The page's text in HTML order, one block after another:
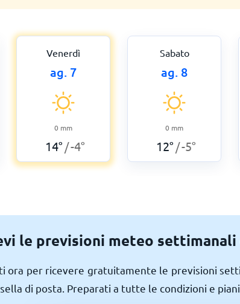
Venerdì
ag. 7
0 mm
14° /-4°
Sabato
ag. 8
0 mm
12° /-5°
le previsioni meteo
ora per ricevere gratuitamente le previsioni
di posta. Preparati a tutte le condizioni e